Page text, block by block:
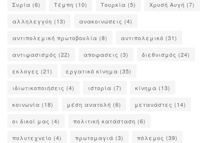
Συρία (6) Τέμπη (10) Τουρκία (5) Χρυσή Αυγή (7)
αλληλεγγύη (13) ανακοινώσεις (4)
αντιπολεμική πρωτοβουλία (8) αντιπολεμικό (31)
αντιφασισμός (22) αποφασεις (3) διεθνισμός (24)
εκλογες (21) εργατικό κίνημα (35)
ιδιωτικοποιήσεις (4) ιστορία (7) κίνημα (13)
κοινωνία (18) μέση ανατολή (6) μετανάστες (14)
οι δικοί μας (4) πολιτική κατάσταση (6)
πολυτεχνείο (4) πρωτομαγιά (3) πόλεμος (39)